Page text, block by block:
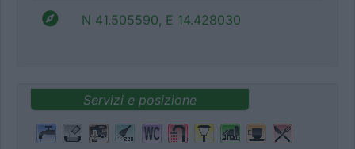
N 41.505590, E 14.428030
Servizi e posizione